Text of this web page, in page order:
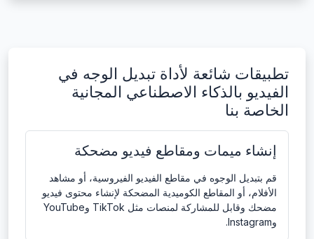
تطبيقات شائعة لأداة تبديل الوجه في
الفيديو بالذكاء الاصطناعي المجانية
الخاصة بنا
إنشاء ميمات ومقاطع فيديو مضحكة
قم بتبديل الوجوه في مقاطع الفيديو الفيروسية، أو مشاهد
الأفلام، أو المقاطع الكوميدية المضحكة لإنشاء محتوى فيديو
مضحك وقابل للمشاركة لمنصات مثل TikTok وYouTube
وInstagram.